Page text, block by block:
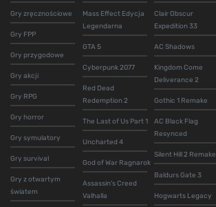
Gry zręcznościowe
Gry FPP
Gry przygodowe
Gry akcji
Gry RPG
Gry horror
Gry symulatory
Gry survival
Gry z otwartym
światem
Mass Effect Edycja
Legendarna
GTA 5
Cyberpunk 2077
Red Dead
Redemption 2
The Last of Us Part 1
Uncharted 4
God of War Ragnarok
Assassin's Creed
Valhalla
Clair Obscur
Expedition 33
AC Shadows
Kingdom Come
Deliverance 2
Gothic 1 Remake
AC Black Flag
Resynced
Silent Hill 2 Remake
Baldurs Gate 3
Hogwarts Legacy